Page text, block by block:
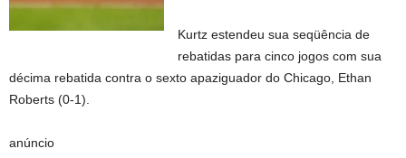
Kurtz estendeu sua seqüência de
rebatidas para cinco jogos com sua
décima rebatida contra o sexto apaziguador do Chicago, Ethan
Roberts (0-1).
anúncio